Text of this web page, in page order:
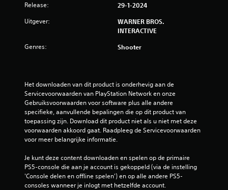
Release: 29-1-2024
Uitgever:
WARNER BROS.
INTERACTIVE
Genres: Shooter
Het downloaden van dit product is onderhevig aan de
Servicevoorwaarden van PlayStation Network en onze
Gebruiksvoorwaarden voor software plus alle andere
specifieke, aanvullende bepalingen die op dit product van
toepassing zijn. Download dit product niet als u niet met deze
voorwaarden akkoord gaat. Raadpleeg de Servicevoorwaarden
voor meer belangrijke informatie.
Je kunt deze content downloaden en spelen op de primaire
PS5-console die aan je account is gekoppeld (via de instelling
'Console delen en offline spelen') en op alle andere PS5-
consoles wanneer je inlogt met hetzelfde account.